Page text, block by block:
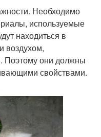
Необходимо
используемые
находиться в
воздухом,
они должны
свойствами.